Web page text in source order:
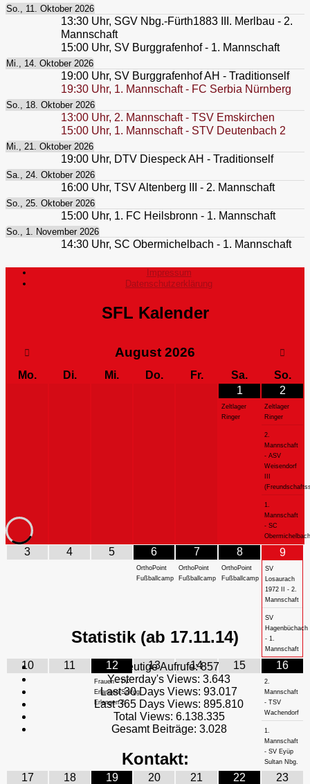
So., 11. Oktober 2026
13:30 Uhr, SGV Nbg.-Fürth1883 III. Merlbau - 2.
Mannschaft
15:00 Uhr, SV Burggrafenhof - 1. Mannschaft
Mi., 14. Oktober 2026
19:00 Uhr, SV Burggrafenhof AH - Traditionself
19:30 Uhr, 1. Mannschaft - FC Serbia Nürnberg
So., 18. Oktober 2026
13:00 Uhr, 2. Mannschaft - TSV Emskirchen
15:00 Uhr, 1. Mannschaft - STV Deutenbach 2
Mi., 21. Oktober 2026
19:00 Uhr, DTV Diespeck AH - Traditionself
Sa., 24. Oktober 2026
16:00 Uhr, TSV Altenberg III - 2. Mannschaft
So., 25. Oktober 2026
15:00 Uhr, 1. FC Heilsbronn - 1. Mannschaft
So., 1. November 2026
14:30 Uhr, SC Obermichelbach - 1. Mannschaft
Impressum
Datenschutzerklärung
SFL Kalender
August 2026
Mo. Di. Mi. Do. Fr. Sa.
So.
1
Zeltlager
Ringer
2
Zeltlager
Ringer
2.
Mannschaft
- ASV
Weisendorf
1.
Mannschaft
- SC
Obermichelbach
3 4 5 6
OrthoPoint
Fußballcamp
7
OrthoPoint
Fußballcamp
8
OrthoPoint
Fußballcamp
9
SV
Losaurach
1972 II - 2.
Mannschaft
SV
Hagenbüchach
- 1.
Mannschaft
10 11 12
Frauen - TV
Erlangen/SpVgg
Erlangen 2
13 14 15 16
2.
Mannschaft
- TSV
Wachendorf
1.
Mannschaft
- SV Eyüp
Sultan Nbg.
17 18 19 20 21 22 23
Statistik (ab 17.11.14)
Heutige Aufrufe:857
Yesterday's Views: 3.643
Last 30 Days Views: 93.017
Last 365 Days Views: 895.810
Total Views: 6.138.335
Gesamt Beiträge: 3.028
Kontakt: